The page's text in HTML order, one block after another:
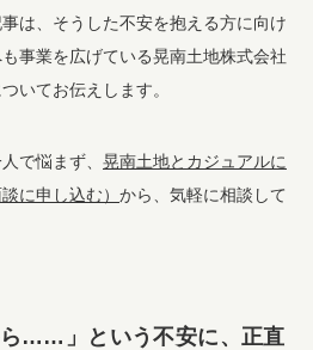
は、そうした不安を抱える方に向け
事業を広げている晃南土地株式会社
いてお伝えします。
で悩まず、 晃南土地とカジュアルに
に申し込む） から、気軽に相談して
ら……」という不安に、正直